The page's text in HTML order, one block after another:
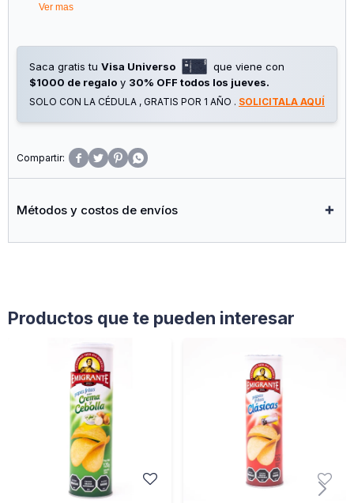
Ver mas
Saca gratis tu Visa Universo
que viene con
$1000 de regalo y 30% OFF todos los jueves.
SOLO CON LA CÉDULA , GRATIS POR 1 AÑO . SOLICITALA AQUÍ
   
Métodos y costos de envíos
Productos que te pueden interesar